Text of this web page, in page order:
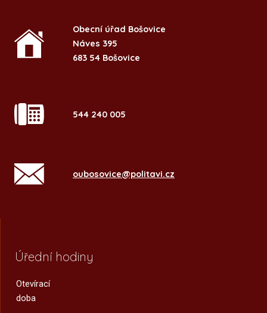
Obecní úřad Bošovice
Náves 395
683 54 Bošovice
544 240 005
oubosovice@politavi.cz
Úřední hodiny
Otevírací
doba